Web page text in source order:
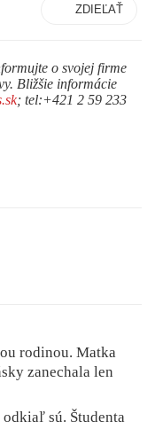
ZDIEĽAŤ
o svojej firme
Bližšie informácie
; tel:+421 2 59 233
rodinou. Matka
zanechala len
sú. Študenta